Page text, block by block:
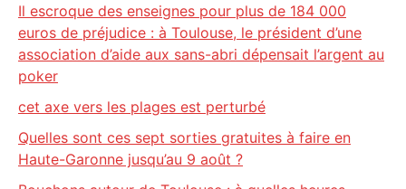
Il escroque des enseignes pour plus de 184 000
euros de préjudice : à Toulouse, le président d’une
association d’aide aux sans-abri dépensait l’argent au
poker
cet axe vers les plages est perturbé
Quelles sont ces sept sorties gratuites à faire en
Haute-Garonne jusqu’au 9 août ?